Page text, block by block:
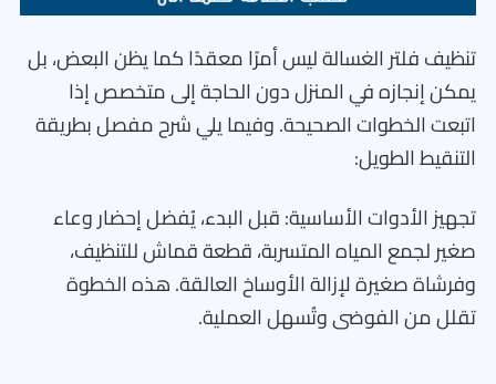
تنظيف فلتر الغسالة ليس أمرًا معقدًا كما يظن البعض، بل
يمكن إنجازه في المنزل دون الحاجة إلى متخصص إذا
اتبعت الخطوات الصحيحة. وفيما يلي شرح مفصل بطريقة
التنقيط الطويل:
تجهيز الأدوات الأساسية: قبل البدء، يُفضل إحضار وعاء
صغير لجمع المياه المتسربة، قطعة قماش للتنظيف،
وفرشاة صغيرة لإزالة الأوساخ العالقة. هذه الخطوة
تقلل من الفوضى وتُسهل العملية.